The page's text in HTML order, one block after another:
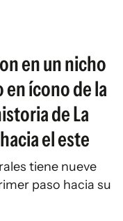
en un nicho
ícono de la
de La
el este
tiene nueve
paso hacia su